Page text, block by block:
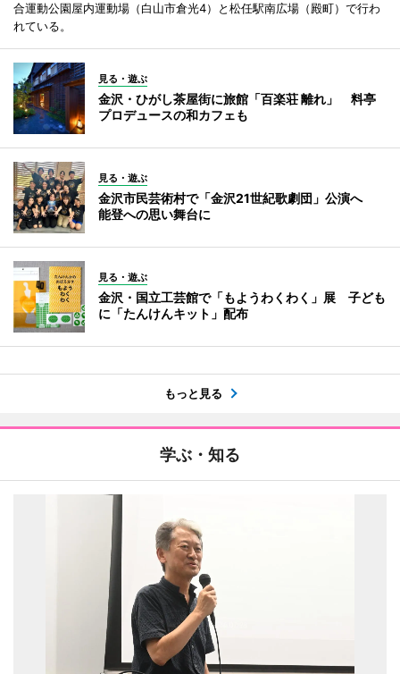
合運動公園屋内運動場（白山市倉光4）と松任駅南広場（殿町）で行わ
れている。
見る・遊ぶ
金沢・ひがし茶屋街に旅館「百楽荘 離れ」 料亭
プロデュースの和カフェも
見る・遊ぶ
金沢市民芸術村で「金沢21世紀歌劇団」公演へ
能登への思い舞台に
見る・遊ぶ
金沢・国立工芸館で「もようわくわく」展 子ども
に「たんけんキット」配布
もっと見る
学ぶ・知る